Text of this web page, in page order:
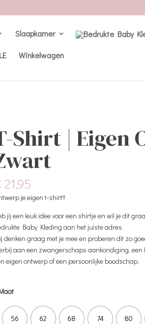
Slaapkamer
Winkelwagen
Shirt | Eigen
21,95
je eigen t-shirt!!
jij een leuk idee voor een shirtje en wil je dit
Baby Kleding aan het juiste adres.
denken graag met je mee en proberen dit zo
aan een zwangerschaps aankondiging, een
eigen ontwerp of een persoonlijke boodschap.
56 62 68 74 80